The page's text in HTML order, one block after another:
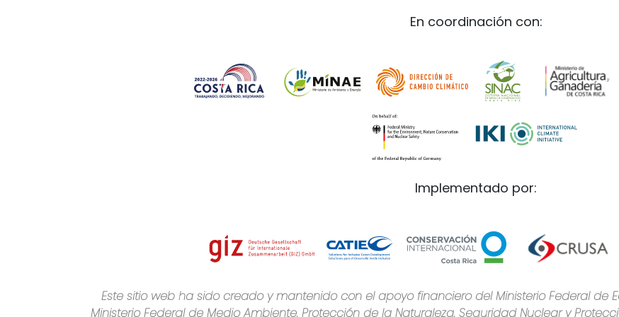
En coordinación con:
Implementado por:
Este sitio web ha sido creado y mantenido con el apoyo financiero del Ministerio Federal de
Ministerio Federal de Medio Ambiente, Protección de la Naturaleza, Seguridad Nuclear y